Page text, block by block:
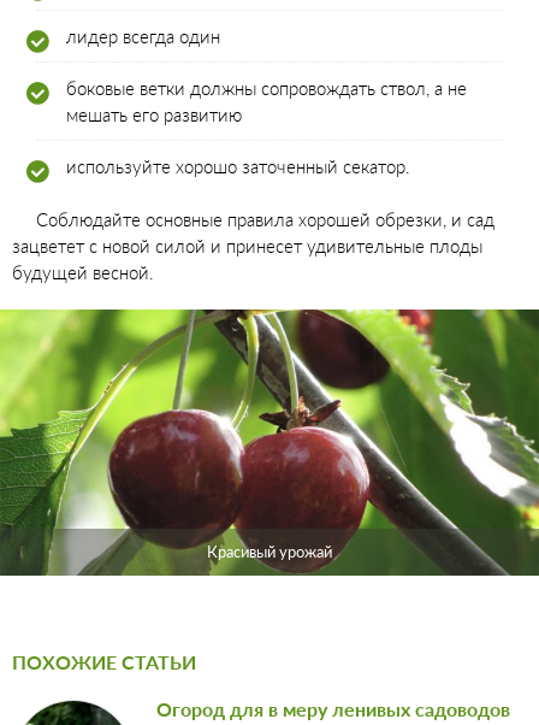
лидер всегда один
боковые ветки должны сопровождать ствол, а не
мешать его развитию
используйте хорошо заточенный секатор.
Соблюдайте основные правила хорошей обрезки, и сад
зацветет с новой силой и принесет удивительные плоды
будущей весной.
Красивый урожай
ПОХОЖИЕ СТАТЬИ
Огород для в меру ленивых садоводов